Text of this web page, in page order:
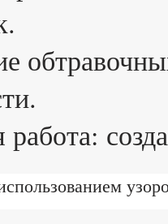
работа: